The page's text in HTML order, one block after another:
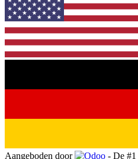
Aangeboden door
- De #1